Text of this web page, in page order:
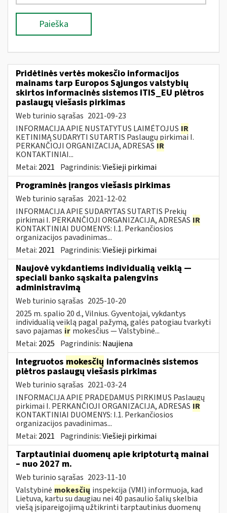
Paieška
Pridėtinės vertės mokesčio informacijos
mainams tarp Europos Sąjungos valstybių
skirtos informacinės sistemos ITIS_EU plėtros
paslaugų viešasis pirkimas
Web turinio sąrašas 2021-09-23
INFORMACIJA APIE NUSTATYTUS LAIMĖTOJUS IR
KETINIMĄ SUDARYTI SUTARTIS Paslaugų pirkimai I.
PERKANČIOJI ORGANIZACIJA, ADRESAS IR
KONTAKTINIAI...
Metai: 2021 Pagrindinis:Viešieji pirkimai
Programinės įrangos viešasis pirkimas
Web turinio sąrašas 2021-12-02
INFORMACIJA APIE SUDARYTAS SUTARTIS Prekių
pirkimai I. PERKANČIOJI ORGANIZACIJA, ADRESAS IR
KONTAKTINIAI DUOMENYS: I.1. Perkančiosios
organizacijos pavadinimas...
Metai: 2021 Pagrindinis:Viešieji pirkimai
Naujovė vykdantiems individualią veiklą —
speciali banko sąskaita palengvins
administravimą
Web turinio sąrašas 2025-10-20
2025 m. spalio 20 d., Vilnius. Gyventojai, vykdantys
individualią veiklą pagal pažymą, galės patogiau tvarkyti
savo pajamas ir mokesčius — Valstybinė...
Metai: 2025 Pagrindinis: Naujiena
Integruotos mokesčių informacinės sistemos
plėtros paslaugų viešasis pirkimas
Web turinio sąrašas 2021-03-24
INFORMACIJA APIE PRADEDAMUS PIRKIMUS Paslaugų
pirkimai I. PERKANČIOJI ORGANIZACIJA, ADRESAS IR
KONTAKTINIAI DUOMENYS: I.1. Perkančiosios
organizacijos pavadinimas...
Metai: 2021 Pagrindinis:Viešieji pirkimai
Tarptautiniai duomenų apie kriptoturtą mainai
– nuo 2027 m.
Web turinio sąrašas 2023-11-10
Valstybinė mokesčių inspekcija (VMI) informuoja, kad
Lietuva, kartu su daugiau nei 40 pasaulio šalių skelbia
viešą įsipareigojimą užtikrinti tarptautinius duomenų